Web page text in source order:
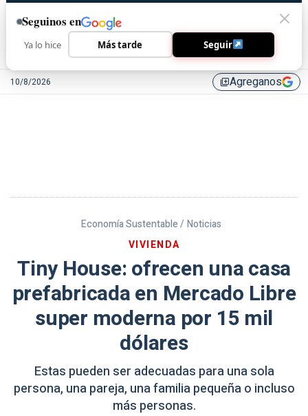
10/8/2026 library_addAgreganos
Economía Sustentable / Noticias
VIVIENDA
Tiny House: ofrecen una casa
prefabricada en Mercado Libre
super moderna por 15 mil
dólares
Estas pueden ser adecuadas para una sola
persona, una pareja, una familia pequeña o incluso
más personas.
Seguinos en
Ya lo hice Más tarde Seguir